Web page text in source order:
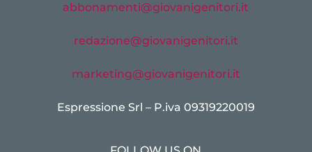
abbonamenti@giovanigenitori.it
redazione@giovanigenitori.it
marketing@giovanigenitori.it
Espressione Srl – P.iva 09319220019